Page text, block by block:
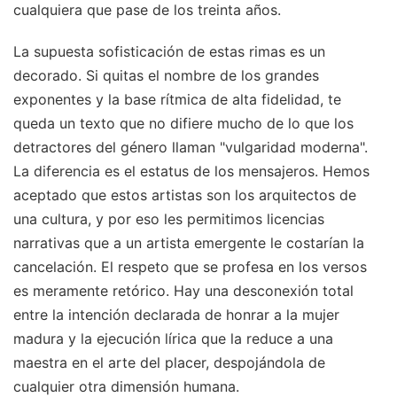
cualquiera que pase de los treinta años.
La supuesta sofisticación de estas rimas es un
decorado. Si quitas el nombre de los grandes
exponentes y la base rítmica de alta fidelidad, te
queda un texto que no difiere mucho de lo que los
detractores del género llaman "vulgaridad moderna".
La diferencia es el estatus de los mensajeros. Hemos
aceptado que estos artistas son los arquitectos de
una cultura, y por eso les permitimos licencias
narrativas que a un artista emergente le costarían la
cancelación. El respeto que se profesa en los versos
es meramente retórico. Hay una desconexión total
entre la intención declarada de honrar a la mujer
madura y la ejecución lírica que la reduce a una
maestra en el arte del placer, despojándola de
cualquier otra dimensión humana.